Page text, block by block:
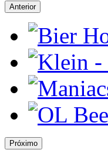
Anterior
Próximo